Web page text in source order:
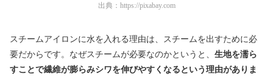
出典： https://pixabay.com
スチームアイロンに水を入れる理由は、スチームを出すために必
要だからです。なぜスチームが必要なのかというと、 生地を濡ら
すことで繊維が膨らみシワを伸びやすくなるという理由がありま